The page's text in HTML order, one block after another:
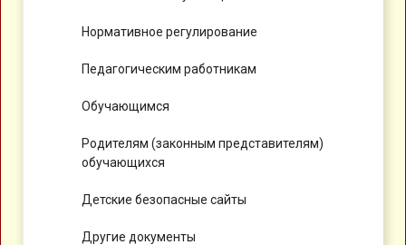
Нормативное регулирование
Педагогическим работникам
Обучающимся
Родителям (законным представителям)
обучающихся
Детские безопасные сайты
Другие документы